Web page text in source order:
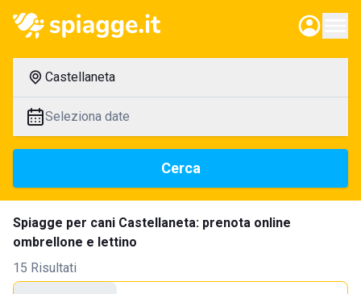
Castellaneta
Seleziona date
Cerca
Spiagge per cani Castellaneta: prenota online
ombrellone e lettino
15 Risultati